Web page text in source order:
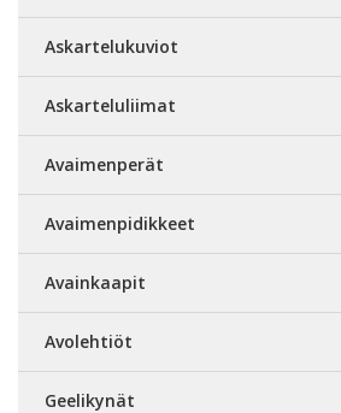
Askartelukuviot
Askarteluliimat
Avaimenperät
Avaimenpidikkeet
Avainkaapit
Avolehtiöt
Geelikynät